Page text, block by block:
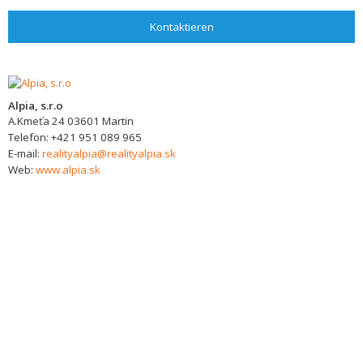
Kontaktieren
Alpia, s.r.o
A.Kmeťa 2403601 Martin
Telefon: +421 951 089 965
E-mail: realityalpia@realityalpia.sk
Web: www.alpia.sk